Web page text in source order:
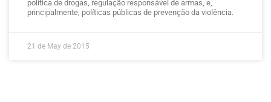
política de drogas, regulação responsável de armas, e,
principalmente, políticas públicas de prevenção da violência.
21 de May de 2015